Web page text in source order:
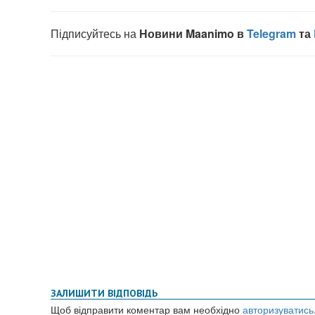
ЗАЛИШИТИ ВІДПОВІДЬ
Щоб відправити коментар вам необхідно авторизуватись